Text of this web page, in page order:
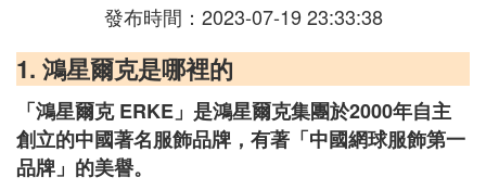
發布時間：2023-07-19 23:33:38
1. 鴻星爾克是哪裡的
「鴻星爾克 ERKE」是鴻星爾克集團於2000年自主
創立的中國著名服飾品牌，有著「中國網球服飾第一
品牌」的美譽。